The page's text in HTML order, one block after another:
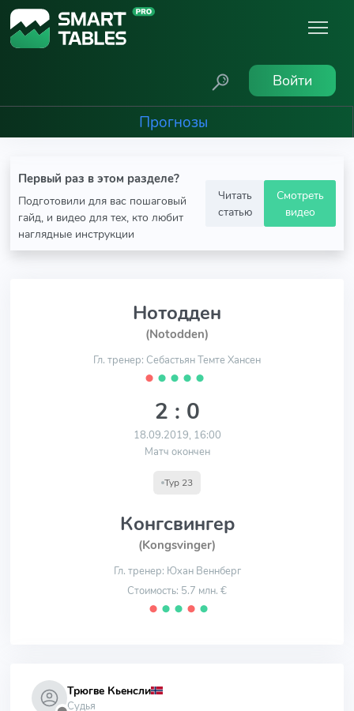
Войти
Прогнозы
Первый раз в этом разделе?
Подготовили для вас пошаговый
гайд, и видео для тех, кто любит
наглядные инструкции
Читать
статью
Смотреть
видео
Нотодден
(Notodden)
Гл. тренер: Себастьян Темте Хансен
⬤ ⬤ ⬤ ⬤ ⬤
2 : 0
18.09.2019, 16:00
Матч окончен
Тур 23
Конгсвингер
(Kongsvinger)
Гл. тренер: Юхан Веннберг
Стоимость: 5.7 млн. €
⬤ ⬤ ⬤ ⬤ ⬤
Трюгве Кьенсли
Судья